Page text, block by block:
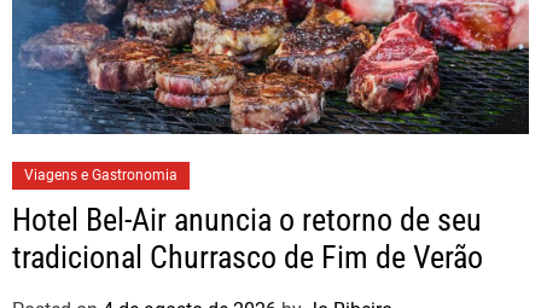
Viagens e Gastronomia
Hotel Bel-Air anuncia o retorno de seu
tradicional Churrasco de Fim de Verão